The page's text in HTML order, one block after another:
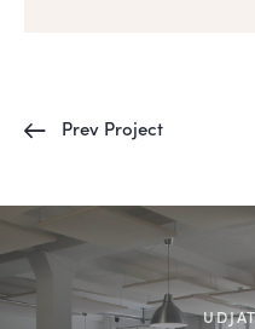
Prev Project